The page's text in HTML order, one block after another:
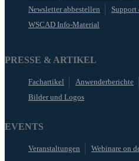
Newsletter abbestellen
Support
WSCAD Info-Material
PRESSE & ARTIKEL
Fachartikel Anwenderberichte
Bilder und Logos
EVENTS
Veranstaltungen Webinare on